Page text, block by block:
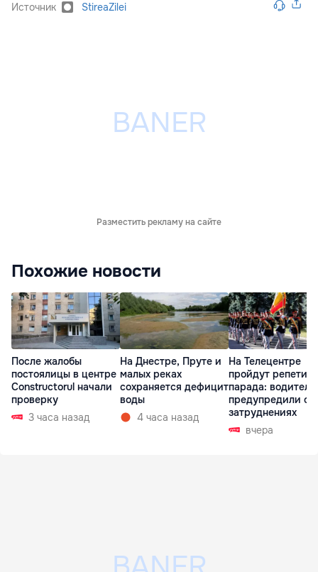
Источник StireaZilei
Разместить рекламу на сайте
Похожие новости
После жалобы
постоялицы в центре
Constructorul начали
проверку
3 часа назад
На Днестре, Пруте и
малых реках
сохраняется дефицит
воды
4 часа назад
На Телецентре
пройдут
парада:
предупредили о
затруднениях
вчера